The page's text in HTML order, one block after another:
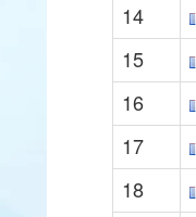
14
15
16
17
18